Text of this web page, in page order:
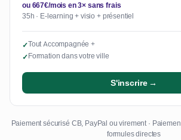
ou 667€/mois en 3× sans frais
35h · E-learning + visio + présentiel
✓Tout Accompagnée +
✓Formation dans votre ville
S'inscrire →
Paiement sécurisé CB, PayPal ou virement ·
formules directes